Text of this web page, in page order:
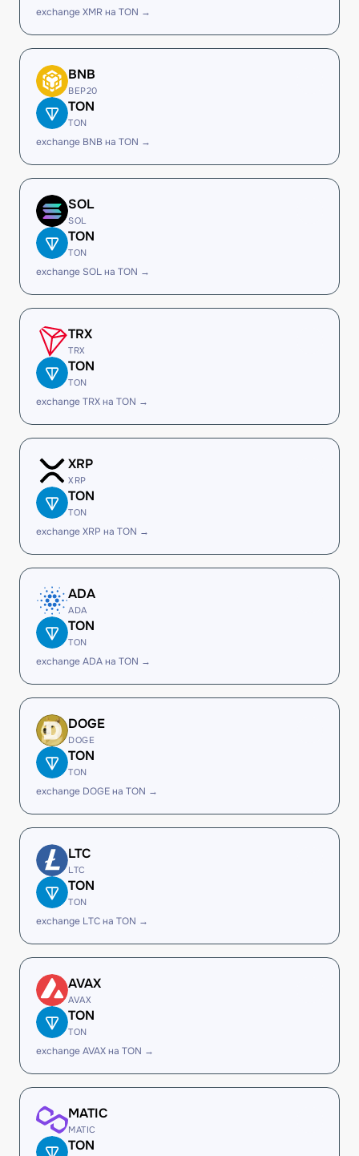
exchange XMR на TON →
BNB
BEP20
TON
TON
exchange BNB на TON →
SOL
SOL
TON
TON
exchange SOL на TON →
TRX
TRX
TON
TON
exchange TRX на TON →
XRP
XRP
TON
TON
exchange XRP на TON →
ADA
ADA
TON
TON
exchange ADA на TON →
DOGE
DOGE
TON
TON
exchange DOGE на TON →
LTC
LTC
TON
TON
exchange LTC на TON →
AVAX
AVAX
TON
TON
exchange AVAX на TON →
MATIC
MATIC
TON